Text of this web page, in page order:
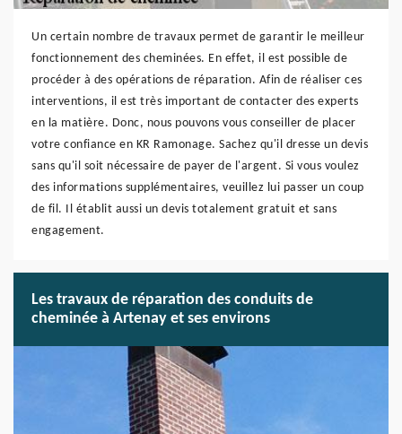
Un certain nombre de travaux permet de garantir le meilleur
fonctionnement des cheminées. En effet, il est possible de
procéder à des opérations de réparation. Afin de réaliser ces
interventions, il est très important de contacter des experts
en la matière. Donc, nous pouvons vous conseiller de placer
votre confiance en KR Ramonage. Sachez qu'il dresse un devis
sans qu'il soit nécessaire de payer de l'argent. Si vous voulez
des informations supplémentaires, veuillez lui passer un coup
de fil. Il établit aussi un devis totalement gratuit et sans
engagement.
Les travaux de réparation des conduits de
cheminée à Artenay et ses environs